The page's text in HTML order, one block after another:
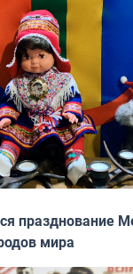
празднование
мира